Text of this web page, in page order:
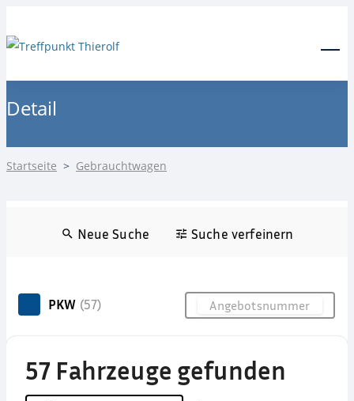
Detail
Startseite > Gebrauchtwagen
Neue Suche Suche verfeinern
PKW (57)
57 Fahrzeuge gefunden